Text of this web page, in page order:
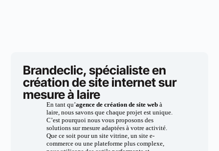
Brandeclic, spécialiste en
création de site internet sur
mesure à laire
En tant qu’agence de création de site webà
laire, nous savons que chaque projet est unique.
C’est pourquoi nous vous proposons des
solutions sur mesure adaptées à votre activité.
Que ce soit pour un site vitrine, un site e-
commerce ou une plateforme plus complexe,